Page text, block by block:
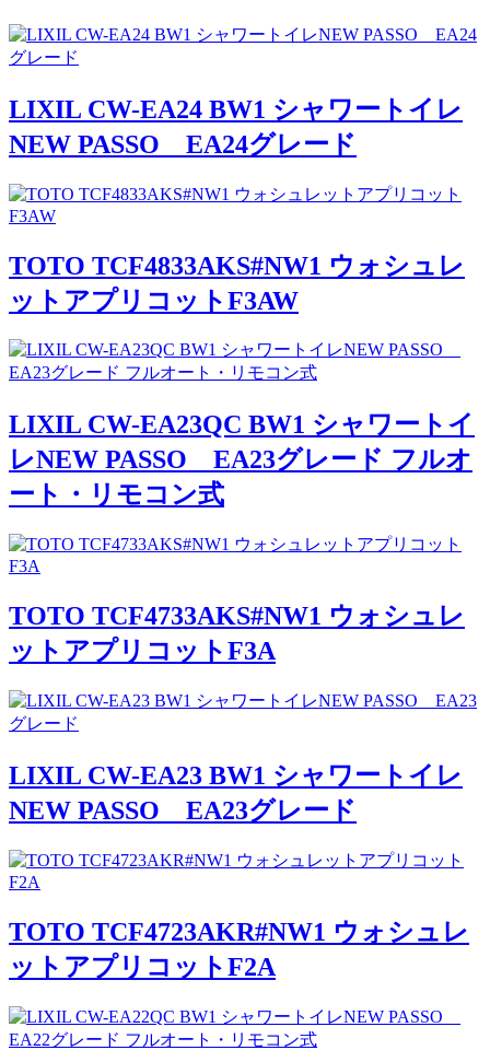
LIXIL CW-EA24 BW1 シャワートイレ
NEW PASSO EA24グレード
TOTO TCF4833AKS#NW1 ウォシュレ
ットアプリコットF3AW
LIXIL CW-EA23QC BW1 シャワートイ
レNEW PASSO EA23グレード フルオ
ート・リモコン式
TOTO TCF4733AKS#NW1 ウォシュレ
ットアプリコットF3A
LIXIL CW-EA23 BW1 シャワートイレ
NEW PASSO EA23グレード
TOTO TCF4723AKR#NW1 ウォシュレ
ットアプリコットF2A